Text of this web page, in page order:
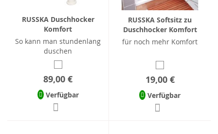
RUSSKA Duschhocker
Komfort
So kann man stundenlang
duschen
89,00 €
Verfügbar
RUSSKA Softsitz zu
Duschhocker Komfort
für noch mehr Komfort
19,00 €
Verfügbar